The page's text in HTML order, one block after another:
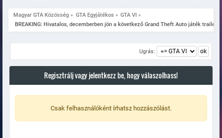
Magyar GTA Közösség » GTA Egyjátékos » GTA VI »
BREAKING: Hivatalos, decemberben jön a következő Grand Theft Auto játék trailere
Ugrás:
Regisztrálj vagy jelentkezz be, hogy válaszolhass!
Csak felhasználóként írhatsz hozzászólást.